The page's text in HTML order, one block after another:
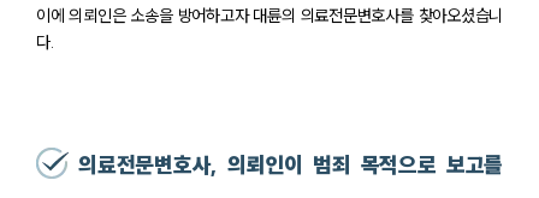
이에 의뢰인은 소송을 방어하고자 대륜의 의료전문변호사를 찾아오셨습니
다.
의료전문변호사, 의뢰인이 범죄 목적으로 보고를